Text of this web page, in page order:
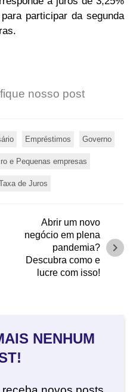
participar da segunda
nosso post
Empréstimos Governo
e Pequenas empresas
de Juros
Abrir um novo
negócio em plena
pandemia?
Descubra como e
lucre com isso!
chevron_right
NENHUM